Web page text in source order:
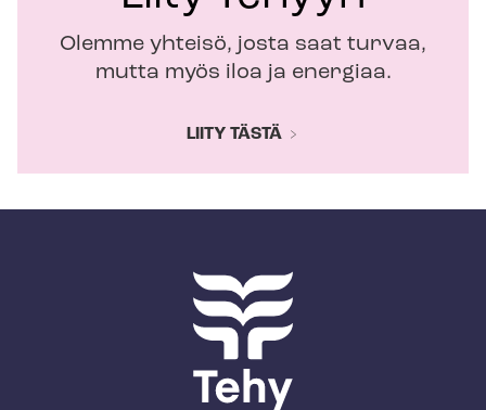
Olemme yhteisö, josta saat turvaa,
mutta myös iloa ja energiaa.
LIITY TÄSTÄ